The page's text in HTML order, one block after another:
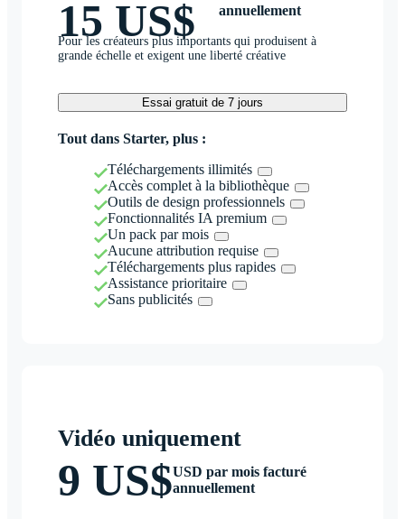
15 US$
annuellement
Pour les créateurs plus importants qui produisent à
grande échelle et exigent une liberté créative
Essai gratuit de 7 jours
Tout dans Starter, plus :
Téléchargements illimités
Accès complet à la bibliothèque
Outils de design professionnels
Fonctionnalités IA premium
Un pack par mois
Aucune attribution requise
Téléchargements plus rapides
Assistance prioritaire
Sans publicités
Vidéo uniquement
9 US$USD par mois facturé
annuellement